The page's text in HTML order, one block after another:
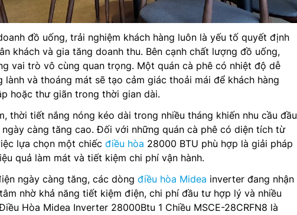
đồ uống, trải nghiệm khách hàng luôn là yếu tố quyết định
khách và gia tăng doanh thu. Bên cạnh chất lượng đồ uống,
vai trò vô cùng quan trọng. Một quán cà phê có nhiệt độ dễ
lành và thoáng mát sẽ tạo cảm giác thoải mái để khách hàng
hoặc thư giãn trong thời gian dài.
thời tiết nắng nóng kéo dài trong nhiều tháng khiến nhu cầu đầu
càng tăng cao. Đối với những quán cà phê có diện tích từ
lựa chọn một chiếc điều hòa 28000 BTU phù hợp là giải pháp
quả làm mát và tiết kiệm chi phí vận hành.
ngày càng tăng, các dòng điều hòa Midea inverter đang nhận
nhờ khả năng tiết kiệm điện, chi phí đầu tư hợp lý và nhiều
Hòa Midea Inverter 28000Btu 1 Chiều MSCE-28CRFN8 là